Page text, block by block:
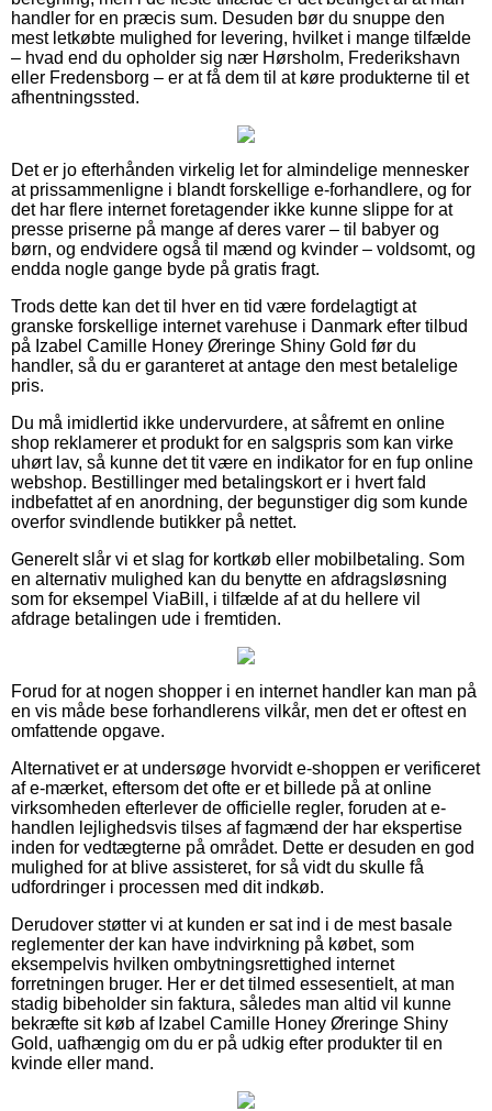
handler for en præcis sum. Desuden bør du snuppe den
mest letkøbte mulighed for levering, hvilket i mange tilfælde
– hvad end du opholder sig nær Hørsholm, Frederikshavn
eller Fredensborg – er at få dem til at køre produkterne til et
afhentningssted.
Det er jo efterhånden virkelig let for almindelige mennesker
at prissammenligne i blandt forskellige e-forhandlere, og for
det har flere internet foretagender ikke kunne slippe for at
presse priserne på mange af deres varer – til babyer og
børn, og endvidere også til mænd og kvinder – voldsomt, og
endda nogle gange byde på gratis fragt.
Trods dette kan det til hver en tid være fordelagtigt at
granske forskellige internet varehuse i Danmark efter tilbud
på Izabel Camille Honey Øreringe Shiny Gold før du
handler, så du er garanteret at antage den mest betalelige
pris.
Du må imidlertid ikke undervurdere, at såfremt en online
shop reklamerer et produkt for en salgspris som kan virke
uhørt lav, så kunne det tit være en indikator for en fup online
webshop. Bestillinger med betalingskort er i hvert fald
indbefattet af en anordning, der begunstiger dig som kunde
overfor svindlende butikker på nettet.
Generelt slår vi et slag for kortkøb eller mobilbetaling. Som
en alternativ mulighed kan du benytte en afdragsløsning
som for eksempel ViaBill, i tilfælde af at du hellere vil
afdrage betalingen ude i fremtiden.
Forud for at nogen shopper i en internet handler kan man på
en vis måde bese forhandlerens vilkår, men det er oftest en
omfattende opgave.
Alternativet er at undersøge hvorvidt e-shoppen er verificeret
af e-mærket, eftersom det ofte er et billede på at online
virksomheden efterlever de officielle regler, foruden at e-
handlen lejlighedsvis tilses af fagmænd der har ekspertise
inden for vedtægterne på området. Dette er desuden en god
mulighed for at blive assisteret, for så vidt du skulle få
udfordringer i processen med dit indkøb.
Derudover støtter vi at kunden er sat ind i de mest basale
reglementer der kan have indvirkning på købet, som
eksempelvis hvilken ombytningsrettighed internet
forretningen bruger. Her er det tilmed essesentielt, at man
stadig bibeholder sin faktura, således man altid vil kunne
bekræfte sit køb af Izabel Camille Honey Øreringe Shiny
Gold, uafhængig om du er på udkig efter produkter til en
kvinde eller mand.